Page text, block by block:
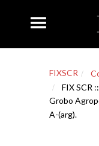
FIXSCR
FIX SCR
Grobo
A-(arg).